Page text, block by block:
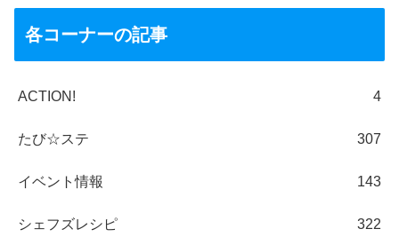
各コーナーの記事
ACTION! 4
たび☆ステ 307
イベント情報 143
シェフズレシピ 322